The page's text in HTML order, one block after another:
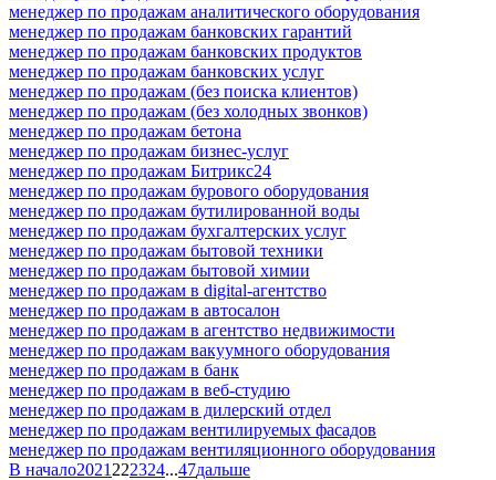
менеджер по продажам аналитического оборудования
менеджер по продажам банковских гарантий
менеджер по продажам банковских продуктов
менеджер по продажам банковских услуг
менеджер по продажам (без поиска клиентов)
менеджер по продажам (без холодных звонков)
менеджер по продажам бетона
менеджер по продажам бизнес-услуг
менеджер по продажам Битрикс24
менеджер по продажам бурового оборудования
менеджер по продажам бутилированной воды
менеджер по продажам бухгалтерских услуг
менеджер по продажам бытовой техники
менеджер по продажам бытовой химии
менеджер по продажам в digital-агентство
менеджер по продажам в автосалон
менеджер по продажам в агентство недвижимости
менеджер по продажам вакуумного оборудования
менеджер по продажам в банк
менеджер по продажам в веб-студию
менеджер по продажам в дилерский отдел
менеджер по продажам вентилируемых фасадов
менеджер по продажам вентиляционного оборудования
В начало2021 222324...47дальше